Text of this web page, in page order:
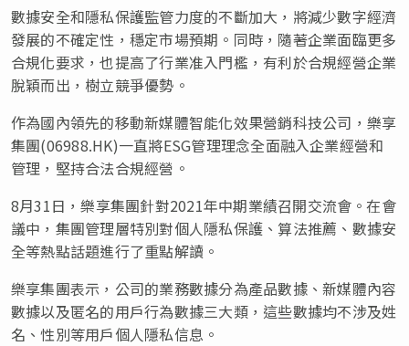
數據安全和隱私保護監管力度的不斷加大，將減少數字經濟
發展的不確定性，穩定市場預期。同時，隨著企業面臨更多
合規化要求，也提高了行業准入門檻，有利於合規經營企業
脫穎而出，樹立競爭優勢。
作為國內領先的移動新媒體智能化效果營銷科技公司，樂享
集團(06988.HK)一直將ESG管理理念全面融入企業經營和
管理，堅持合法合規經營。
8月31日，樂享集團針對2021年中期業績召開交流會。在會
議中，集團管理層特別對個人隱私保護、算法推薦、數據安
全等熱點話題進行了重點解讀。
樂享集團表示，公司的業務數據分為產品數據、新媒體內容
數據以及匿名的用戶行為數據三大類，這些數據均不涉及姓
名、性別等用戶個人隱私信息。